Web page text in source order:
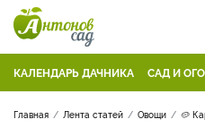
КАЛЕНДАРЬ ДАЧНИКА САД И
Главная Лента статей Овощи 🥔